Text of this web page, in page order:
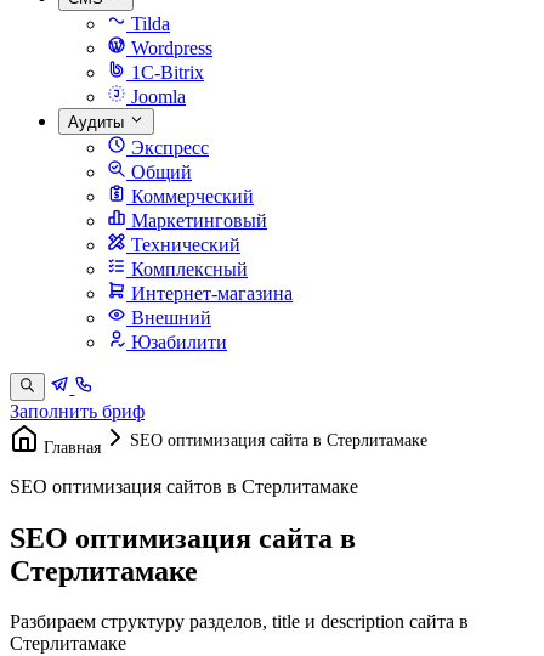
Tilda
Wordpress
1C-Bitrix
Joomla
Аудиты
Экспресс
Общий
Коммерческий
Маркетинговый
Технический
Комплексный
Интернет-магазина
Внешний
Юзабилити
Заполнить бриф
Главная SEO оптимизация сайта в Стерлитамаке
SEO оптимизация сайтов в Стерлитамаке
SEO оптимизация сайта в
Стерлитамаке
Разбираем структуру разделов, title и description сайта в
Стерлитамаке